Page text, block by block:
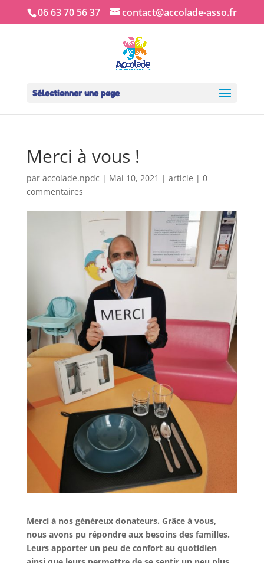
06 63 70 56 37 contact@accolade-asso.fr
Sélectionner une page
Merci à vous !
par accolade.npdc | Mai 10, 2021 | article | 0
commentaires
Merci à nos généreux donateurs. Grâce à vous,
nous avons pu répondre aux besoins des familles.
Leurs apporter un peu de confort au quotidien